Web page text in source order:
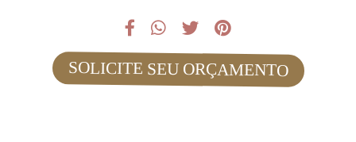
SOLICITE SEU ORÇAMENTO